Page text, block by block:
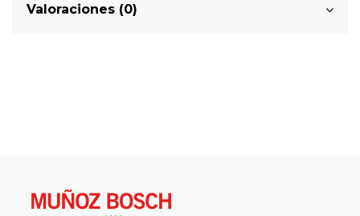
Valoraciones (0)